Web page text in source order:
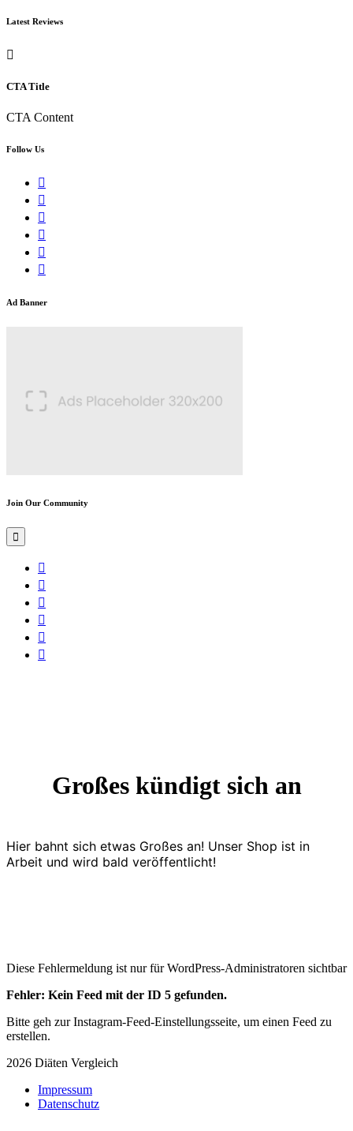
Latest Reviews
CTA Title
CTA Content
Follow Us
Ad Banner
Join Our Community
Großes kündigt sich an
Hier bahnt sich etwas Großes an! Unser Shop ist in
Arbeit und wird bald veröffentlicht!
Diese Fehlermeldung ist nur für WordPress-Administratoren sichtbar
Fehler: Kein Feed mit der ID 5 gefunden.
Bitte geh zur Instagram-Feed-Einstellungsseite, um einen Feed zu
erstellen.
2026 Diäten Vergleich
Impressum
Datenschutz